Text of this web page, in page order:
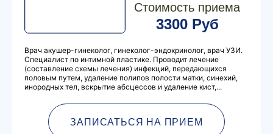
Стоимость приема
3300 Руб
Врач акушер-гинеколог, гинеколог-эндокринолог, врач УЗИ.
Специалист по интимной пластике. Проводит лечение
(составление схемы лечения) инфекций, передающихся
половым путем, удаление полипов полости матки, синехий,
инородных тел, вскрытие абсцессов и удаление кист,...
ЗАПИСАТЬСЯ НА ПРИЕМ